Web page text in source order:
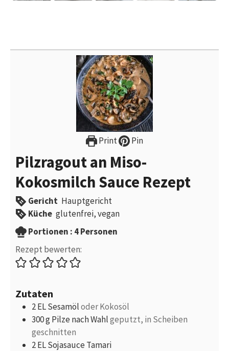
Print Pin
Pilzragout an Miso-
Kokosmilch Sauce Rezept
Gericht Hauptgericht
Küche glutenfrei, vegan
Portionen
Portionen : 4Personen
Rezept bewerten:
Zutaten
2ELSesamöloder Kokosöl
300gPilze nach Wahlgeputzt, in Scheiben
geschnitten
2ELSojasauce Tamari